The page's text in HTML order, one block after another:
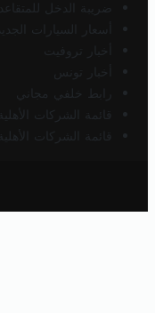
ضريبة الدخل
أسعار السيارات
أخبار تروفيت
أخبار تونس
رابط خلفي مجاني
قائمة الشركات
قائمة الشركات